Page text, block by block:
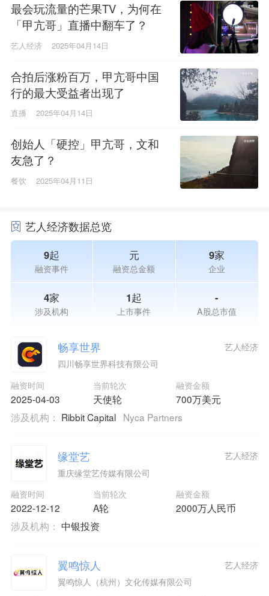
最会玩流量的芒果TV，为何在
「甲亢哥」直播中翻车了？
艺人经济 2025年04月14日
合拍后涨粉百万，甲亢哥中国
行的最大受益者出现了
直播 2025年04月14日
创始人「硬控」甲亢哥，文和
友急了？
餐饮 2025年04月11日
艺人经济数据总览
9起
融资事件
元
融资总金额
9家
企业
4家
涉及机构
1起
上市事件
-
A股总市值
畅享世界
四川畅享世界科技有限公司
融资时间
2025-04-03
当前轮次
天使轮
融资金额
700万美元
艺人经济
涉及机构： Ribbit Capital Nyca Partners
缘堂艺
重庆缘堂艺传媒有限公司
融资时间
2022-12-12
当前轮次
A轮
融资金额
2000万人民币
艺人经济
涉及机构： 中银投资
翼鸣惊人
翼鸣惊人（杭州）文化传媒有限公司
艺人经济